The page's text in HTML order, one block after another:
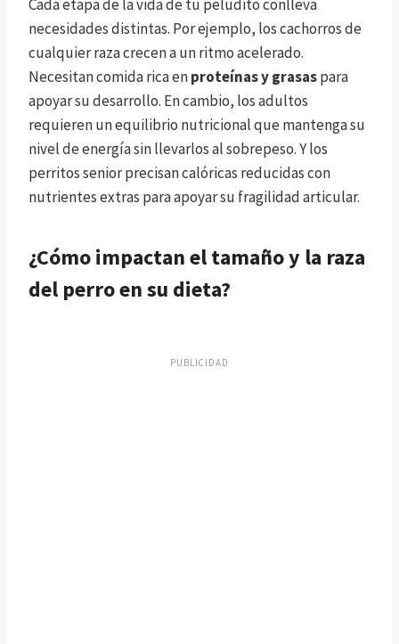
Cada etapa de la vida de tu peludito conlleva
necesidades distintas. Por ejemplo, los cachorros de
cualquier raza crecen a un ritmo acelerado.
Necesitan comida rica enproteínas y grasaspara
apoyar su desarrollo. En cambio, los adultos
requieren un equilibrio nutricional que mantenga su
nivel de energía sin llevarlos al sobrepeso. Y los
perritos senior precisan calóricas reducidas con
nutrientes extras para apoyar su fragilidad articular.
¿Cómo impactan el tamaño y la raza
del perro en su dieta?
PUBLICIDAD